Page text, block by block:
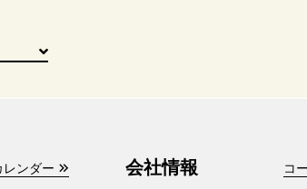
レンダー 会社情報 コ